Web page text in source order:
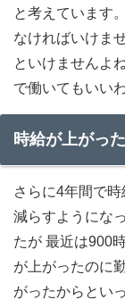
と考えています
なければいけま
といけませんよ
で働いてもいい
時給が上がっ
さらに4年間で
減らすようにな
たが 最近は900
が上がったのに
がったからとい